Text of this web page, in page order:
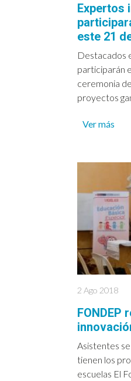
Expertos
este 21
Destacados
participarán
ceremonia
proyectos
Ver más
2 Ago 2018
FONDEP
Asistentes
tienen los
escuelas El